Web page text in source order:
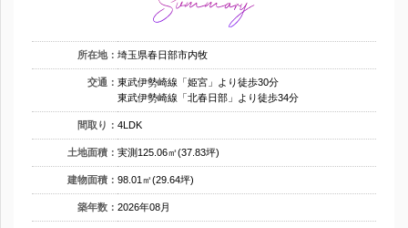
所在地： 埼玉県春日部市内牧
交通： 東武伊勢崎線「姫宮」より徒歩30分
東武伊勢崎線「北春日部」より徒歩34分
間取り： 4LDK
土地面積： 実測125.06㎡(37.83坪)
建物面積： 98.01㎡(29.64坪)
築年数： 2026年08月